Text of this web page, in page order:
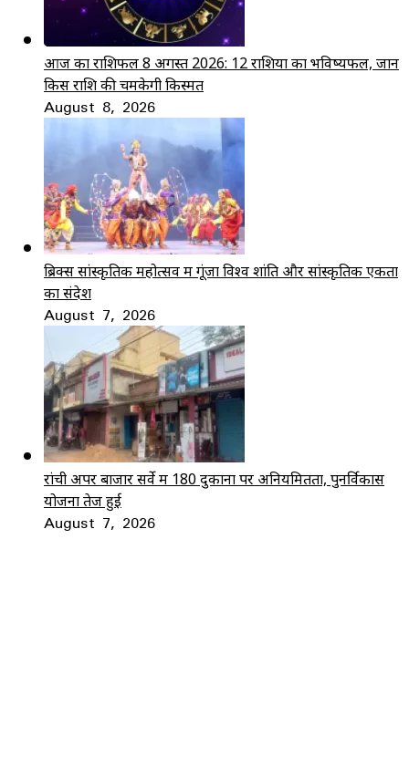
आज का राशिफल 8 अगस्त 2026: 12 राशियों का भविष्यफल, जानें
किस राशि की चमकेगी किस्मत
August 8, 2026
ब्रिक्स सांस्कृतिक महोत्सव में गूंजा विश्व शांति और सांस्कृतिक एकता
का संदेश
August 7, 2026
रांची अपर बाजार सर्वे में 180 दुकानों पर अनियमितता, पुनर्विकास
योजना तेज हुई
August 7, 2026